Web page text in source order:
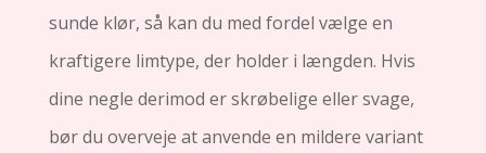
sunde klør, så kan du med fordel vælge en
kraftigere limtype, der holder i længden. Hvis
dine negle derimod er skrøbelige eller svage,
bør du overveje at anvende en mildere variant